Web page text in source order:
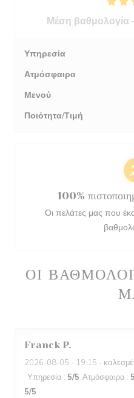
ΟΙ
Franck P
2026-08-05 - 19:15 -
Υπηρεσία : 5/5 Ατμόσφαιρα : 5
5/5
Μέση
Υπηρεσία
Ατμόσφαιρα
Μενού
Ποιότητα/Τιμή
100%
Οι πελάτες μας που